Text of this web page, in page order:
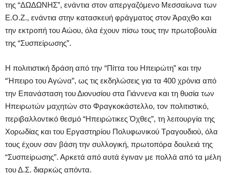
της “ΔΩΔΩΝΗΣ”, ενάντια στον απεργαζόμενο Μεσσαίωνα των
Ε.Ο.Ζ., ενάντια στην κατασκευή φράγματος στον Άραχθο και
την εκτροπή του Αώου, όλα έχουν πίσω τους την πρωτοβουλία
της “Συσπείρωσης”.
Η πολιτιστική δράση από την “Πίττα του Ηπειρώτη” και την
“Ήπειρο του Αγώνα”, ως τις εκδηλώσεις για τα 400 χρόνια από
την Επανάσταση του Διονυσίου στα Γιάννενα και τη θυσία των
Ηπειρωτών μαχητών στο Φραγκοκάστελλο, τον πολιτιστικό,
περιβαλλοντικό θεσμό “Ηπειρώτικες Όχθες”, τη λειτουργία της
Χορωδίας και του Εργαστηρίου Πολυφωνικού Τραγουδιού, όλα
τους έχουν σαν βάση την συλλογική, πρωτοπόρα δουλειά της
“Συσπείρωσης”. Αρκετά από αυτά έγιναν με πολλά από τα μέλη
του Δ.Σ. διαρκώς απόντα.